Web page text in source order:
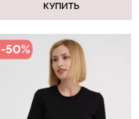
КУПИТЬ
-50%